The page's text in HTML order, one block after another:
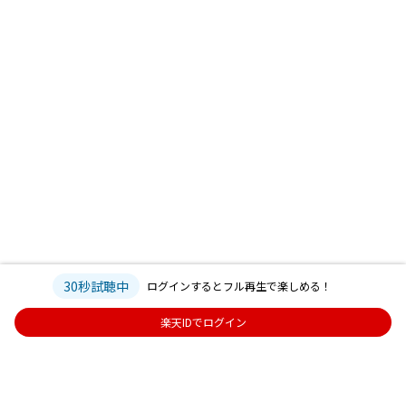
30秒試聴中 ログインするとフル再生で楽しめる！
楽天IDでログイン